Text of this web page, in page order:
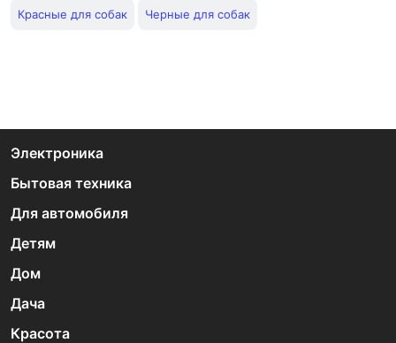
Красные для собак Черные для собак
Электроника
Бытовая техника
Для автомобиля
Детям
Дом
Дача
Красота